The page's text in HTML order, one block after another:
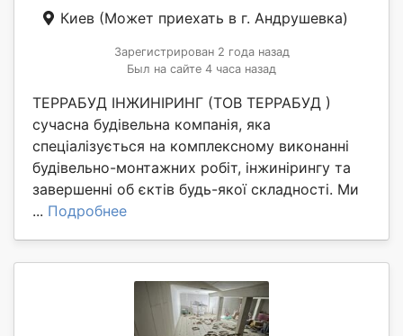
Киев (Может приехать в г. Андрушевка)
Зарегистрирован 2 года назад
Был на сайте 4 часа назад
ТЕРРАБУД ІНЖИНІРИНГ (ТОВ ТЕРРАБУД )
сучасна будівельна компанія, яка
спеціалізується на комплексному виконанні
будівельно-монтажних робіт, інжинірингу та
завершенні об єктів будь-якої складності. Ми
... Подробнее